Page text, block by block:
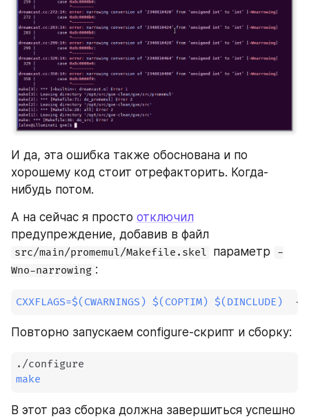
И да, эта ошибка также обоснована и по
хорошему код стоит отрефакторить. Когда-
нибудь потом.
А на сейчас я просто отключил
src/main/promemul/Makefile.skel параметр
-
Wno-narrowing :
CXXFLAGS=$( CWARNINGS ) $( COPTIM) $( DINCLUDE )
-
Повторно запускаем configure-скрипт и сборку:
make
В этот раз сборка должна завершиться успешно